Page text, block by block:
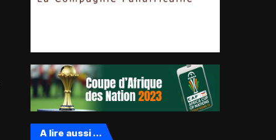
A lire aussi ...